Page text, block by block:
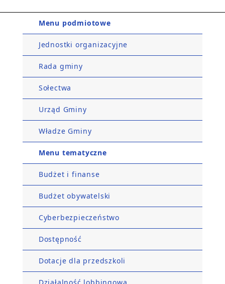
Menu podmiotowe
Jednostki organizacyjne
Rada gminy
Sołectwa
Urząd Gminy
Władze Gminy
Menu tematyczne
Budżet i finanse
Budżet obywatelski
Cyberbezpieczeństwo
Dostępność
Dotacje dla przedszkoli